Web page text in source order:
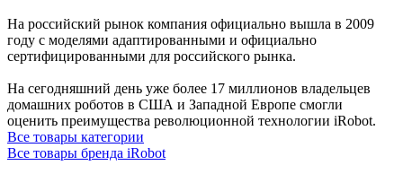
На российский рынок компания официально вышла в 2009
году с моделями адаптированными и официально
сертифицированными для российского рынка.
На сегодняшний день уже более 17 миллионов владельцев
домашних роботов в CША и Западной Европе смогли
оценить преимущества революционной технологии iRobot.
Все товары категории
Все товары бренда iRobot